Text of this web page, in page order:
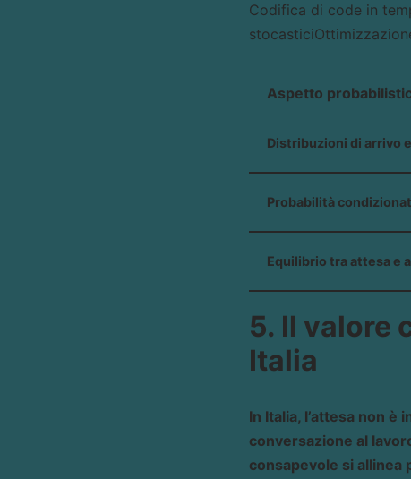
Codifica di code in
stocastici
Aspetto
Distribuzioni di arrivo
Probabilità
Equilibrio tra attesa e
5. Il valore
Italia
In Italia, l’attesa non
conversazione al
consapevole si allinea